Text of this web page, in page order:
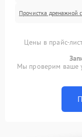
Прочистка дренажной
Цены в прайс-
Мы проверим ваше